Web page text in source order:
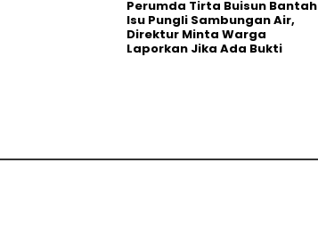
Perumda Tirta Buisun Bantah
Isu Pungli Sambungan Air,
Direktur Minta Warga
Laporkan Jika Ada Bukti